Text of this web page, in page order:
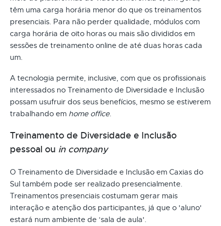
têm uma carga horária menor do que os treinamentos
presenciais. Para não perder qualidade, módulos com
carga horária de oito horas ou mais são divididos em
sessões de treinamento online de até duas horas cada
um.
A tecnologia permite, inclusive, com que os profissionais
interessados no Treinamento de Diversidade e Inclusão
possam usufruir dos seus benefícios, mesmo se estiverem
trabalhando em home office.
Treinamento de Diversidade e Inclusão
pessoal ou in company
O Treinamento de Diversidade e Inclusão em Caxias do
Sul também pode ser realizado presencialmente.
Treinamentos presenciais costumam gerar mais
interação e atenção dos participantes, já que o 'aluno'
estará num ambiente de ‘sala de aula'.